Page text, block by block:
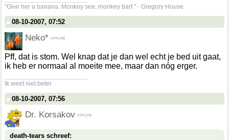
"Give her a banana. Monkey see, monkey barf." - Gregory House
08-10-2007, 07:52
Neko*
Pff, dat is stom. Wel knap dat je dan wel echt je bed uit gaat,
ik heb er normaal al moeite mee, maar dan nóg erger.
Ik weet niet beter.
08-10-2007, 07:56
Dr. Korsakov
death-tears schreef: